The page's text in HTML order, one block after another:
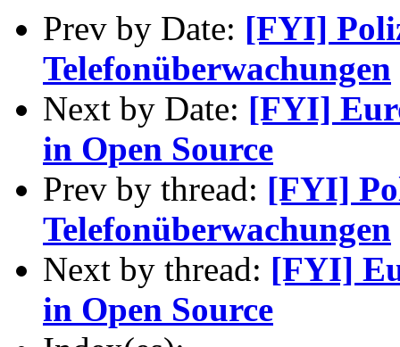
Prev by Date: [FYI]
Telefonüberwachungen
Next by Date: [FYI]
in Open Source
Prev by thread: [FYI]
Telefonüberwachungen
Next by thread: [FYI]
in Open Source